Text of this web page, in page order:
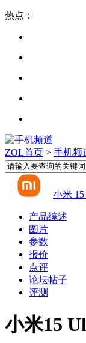
热点：
ZOL首页 > 手机频
小米
产品综述
图片
参数
报价
点评
论坛帖子
评测
小米15